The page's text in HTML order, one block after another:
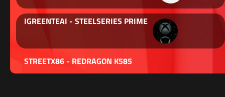
IGREENTEAI - STEELSERIES PRIME
STREETX86 - REDRAGON K585